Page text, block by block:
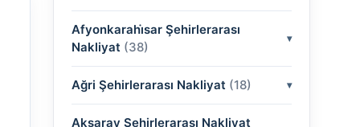
(2)
(2)
(2)
(2)
(2)
(2)
Afyonkarahi̇sar Şehirlerarası
Nakliyat (38)
(2)
(2)
Ağri Şehirlerarası Nakliyat (18)
(2)
Aksaray Şehirlerarası Nakliyat